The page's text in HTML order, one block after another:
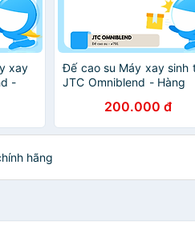
xay
-
Đế cao su Máy xay sinh
JTC Omniblend - Hàng
200.000 đ
hãng